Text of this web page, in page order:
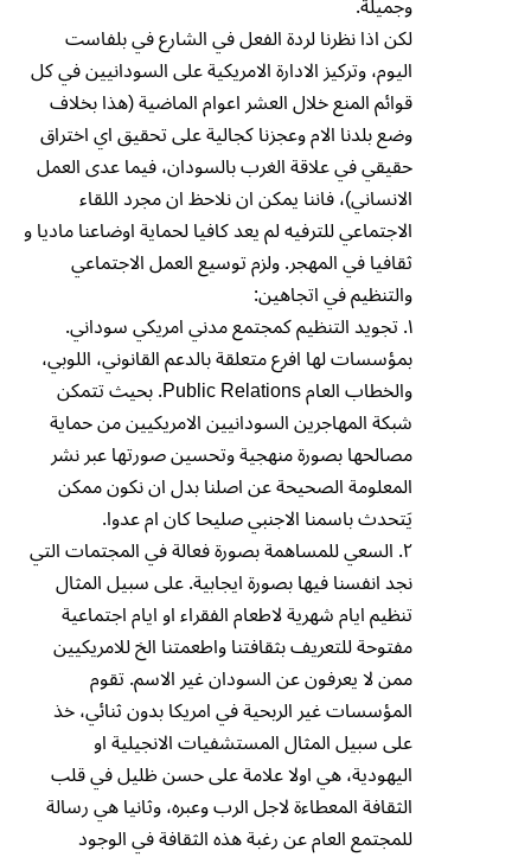
لكن اذا نظرنا لردة الفعل في الشارع في بلفاست
اليوم، وتركيز الادارة الامريكية على السودانيين في كل
قوائم المنع خلال العشر اعوام الماضية (هذا بخلاف
وضع بلدنا الام وعجزنا كجالية على تحقيق اي اختراق
حقيقي في علاقة الغرب بالسودان، فيما عدى العمل
الانساني)، فاننا يمكن ان نلاحظ ان مجرد اللقاء
الاجتماعي للترفيه لم يعد كافيا لحماية اوضاعنا ماديا و
ثقافيا في المهجر. ولزم توسيع العمل الاجتماعي
والتنظيم في اتجاهين:
١. تجويد التنظيم كمجتمع مدني امريكي سوداني.
بمؤسسات لها افرع متعلقة بالدعم القانوني، اللوبي،
والخطاب العام Public Relations. بحيث تتمكن
شبكة المهاجرين السودانيين الامريكيين من حماية
مصالحها بصورة منهجية وتحسين صورتها عبر نشر
المعلومة الصحيحة عن اصلنا بدل ان نكون ممكن
يَتحدث باسمنا الاجنبي صليحا كان ام عدوا.
٢. ⁠السعي للمساهمة بصورة فعالة في المجتمات التي
نجد انفسنا فيها بصورة ايجابية. على سبيل المثال
تنظيم ايام شهرية لاطعام الفقراء او ايام اجتماعية
مفتوحة للتعريف بثقافتنا واطعمتنا الخ للامريكيين
ممن لا يعرفون عن السودان غير الاسم. تقوم
المؤسسات غير الربحية في امريكا بدون ثنائي، خذ
على سبيل المثال المستشفيات الانجيلية او
اليهودية، هي اولا علامة على حسن ظليل في قلب
الثقافة المعطاءة لاجل الرب وعبره، وثانيا هي رسالة
للمجتمع العام عن رغبة هذه الثقافة في الوجود